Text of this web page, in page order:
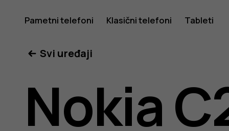
za
Pametni telefoni Klasični telefoni Tableti
Svi uređaji
Nokia